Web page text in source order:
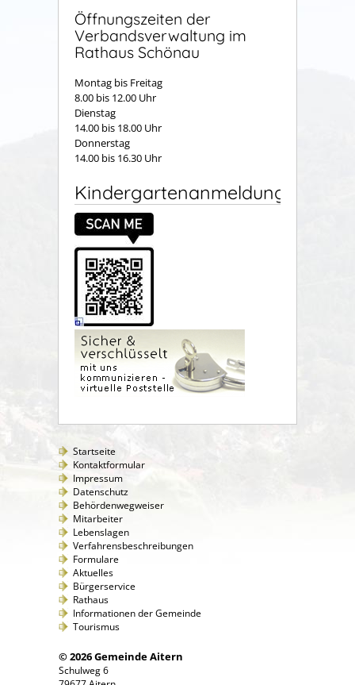
Öffnungszeiten der
Verbandsverwaltung im
Rathaus Schönau
Montag bis Freitag
8.00 bis 12.00 Uhr
Dienstag
14.00 bis 18.00 Uhr
Donnerstag
14.00 bis 16.30 Uhr
Kindergartenanmeldung
Startseite
Kontaktformular
Impressum
Datenschutz
Behördenwegweiser
Mitarbeiter
Lebenslagen
Verfahrensbeschreibungen
Formulare
Aktuelles
Bürgerservice
Rathaus
Informationen der Gemeinde
Tourismus
© 2026 Gemeinde Aitern
Schulweg 6